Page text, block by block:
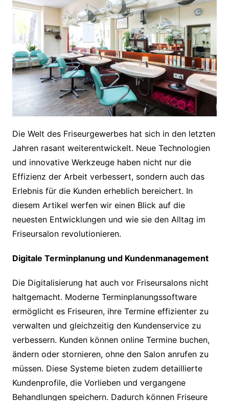
Die Welt des Friseurgewerbes hat sich in den letzten
Jahren rasant weiterentwickelt. Neue Technologien
und innovative Werkzeuge haben nicht nur die
Effizienz der Arbeit verbessert, sondern auch das
Erlebnis für die Kunden erheblich bereichert. In
diesem Artikel werfen wir einen Blick auf die
neuesten Entwicklungen und wie sie den Alltag im
Friseursalon revolutionieren.
Digitale Terminplanung und Kundenmanagement
Die Digitalisierung hat auch vor Friseursalons nicht
haltgemacht. Moderne Terminplanungssoftware
ermöglicht es Friseuren, ihre Termine effizienter zu
verwalten und gleichzeitig den Kundenservice zu
verbessern. Kunden können online Termine buchen,
ändern oder stornieren, ohne den Salon anrufen zu
müssen. Diese Systeme bieten zudem detaillierte
Kundenprofile, die Vorlieben und vergangene
Behandlungen speichern. Dadurch können Friseure